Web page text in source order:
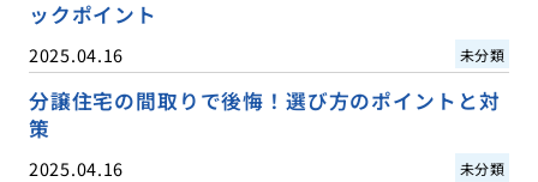
ックポイント
2025.04.16 未分類
分譲住宅の間取りで後悔！選び方のポイントと対
策
2025.04.16 未分類